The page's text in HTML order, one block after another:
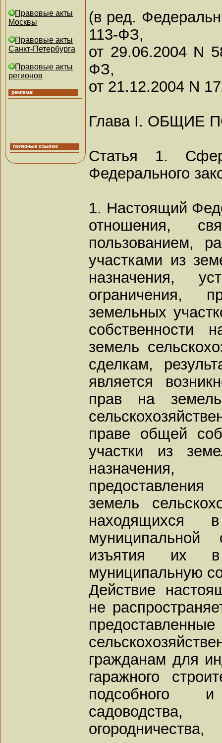
Правовые акты
Москвы
Правовые акты
Санкт-Петербурга
Правовые акты
регионов
(в ред.
113-ФЗ,
от 29.06.2004 N
ФЗ,
от 21.12.2004 N
Глава I. ОБЩИЕ
Статья 1.
Федерального
1. Настоящий
отношения,
пользованием,
участками из
назначения,
ограничения,
земельных
собственности
земель
сделкам,
является
прав на
праве общей
участки из
назначения,
земель
находящихся
муниципальной
изъятия их в
муниципальную
Действие
не
гражданам для
гаражного
подсобного